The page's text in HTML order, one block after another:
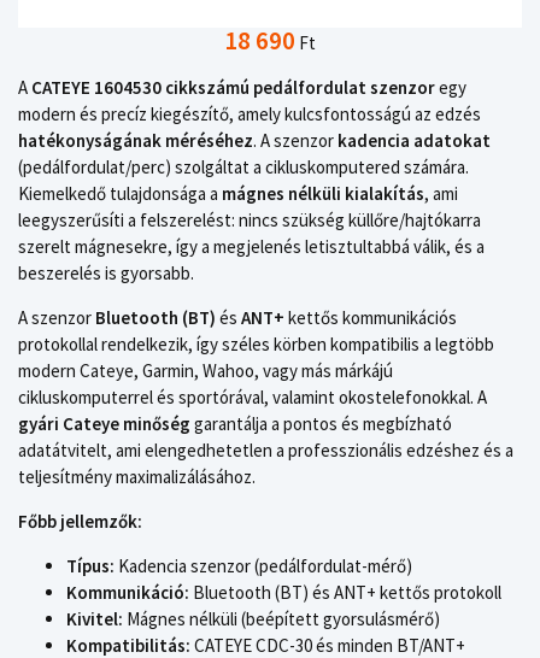
18 690 Ft
A CATEYE 1604530 cikkszámú pedálfordulat szenzoregy
modern és precíz kiegészítő, amely kulcsfontosságú az edzés
hatékonyságának méréséhez. A szenzor kadencia adatokat
(pedálfordulat/perc) szolgáltat a cikluskomputered számára.
Kiemelkedő tulajdonsága a mágnes nélküli kialakítás, ami
leegyszerűsíti a felszerelést: nincs szükség küllőre/hajtókarra
szerelt mágnesekre, így a megjelenés letisztultabbá válik, és a
beszerelés is gyorsabb.
A szenzor Bluetooth (BT) és ANT+ kettős kommunikációs
protokollal rendelkezik, így széles körben kompatibilis a legtöbb
modern Cateye, Garmin, Wahoo, vagy más márkájú
cikluskomputerrel és sportórával, valamint okostelefonokkal. A
gyári Cateye minőség garantálja a pontos és megbízható
adatátvitelt, ami elengedhetetlen a professzionális edzéshez és a
teljesítmény maximalizálásához.
Főbb jellemzők:
Típus: Kadencia szenzor (pedálfordulat-mérő)
Kommunikáció: Bluetooth (BT) és ANT+ kettős protokoll
Kivitel: Mágnes nélküli (beépített gyorsulásmérő)
Kompatibilitás: CATEYE CDC-30 és minden BT/ANT+